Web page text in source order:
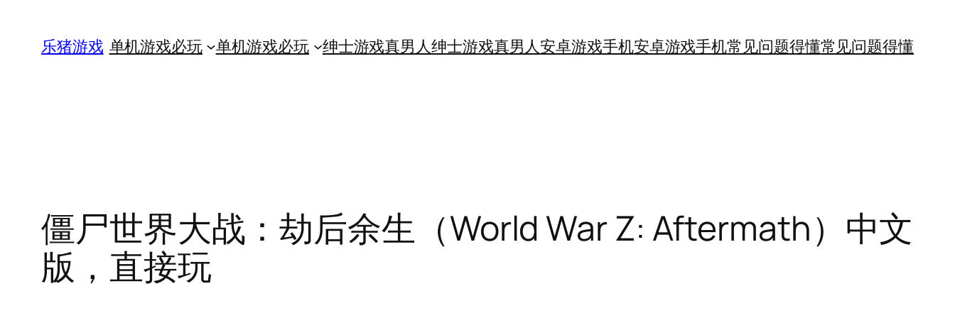
乐猪游戏 单机游戏必玩 单机游戏必玩 绅士游戏真男人绅士游戏真男人安卓游戏手机安卓游戏手机常见问题得懂常见问题得懂
僵尸世界大战：劫后余生（World War Z: Aftermath）中文
版，直接玩